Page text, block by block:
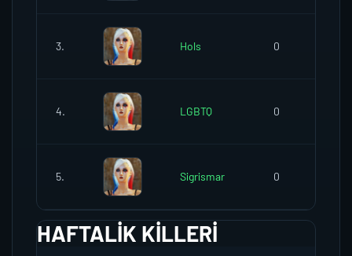
3. Hols 0
4. LGBTQ 0
5. Sigrismar 0
HAFTALIK KILLERI